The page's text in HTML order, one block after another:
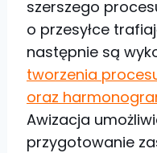
szerszego
o przesyłce
następnie są
tworzenia
oraz
Awizacja
przygotowanie